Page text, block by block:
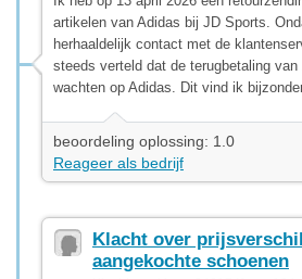
artikelen van Adidas bij JD Sports.
herhaaldelijk contact met de
steeds verteld dat de terugbetaling van
wachten op Adidas. Dit vind ik
beoordeling oplossing: 1.0
Reageer als bedrijf
Klacht over
aangekochte schoenen